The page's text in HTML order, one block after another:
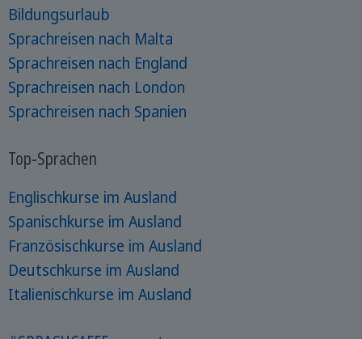
Bildungsurlaub
Sprachreisen nach Malta
Sprachreisen nach England
Sprachreisen nach London
Sprachreisen nach Spanien
Top-Sprachen
Englischkurse im Ausland
Spanischkurse im Ausland
Französischkurse im Ausland
Deutschkurse im Ausland
Italienischkurse im Ausland